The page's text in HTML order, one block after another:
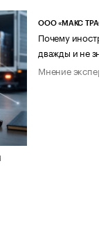
ООО «МАКС ТРАСТ»
Почему
дважды и не
Мнение